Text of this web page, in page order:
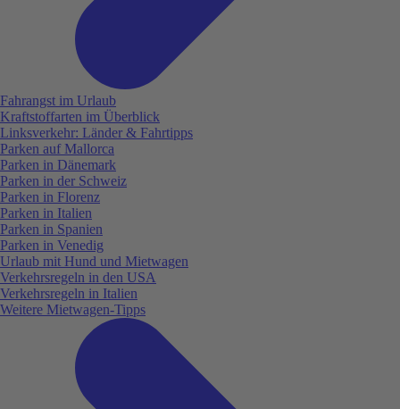
Fahrangst im Urlaub
Kraftstoffarten im Überblick
Linksverkehr: Länder & Fahrtipps
Parken auf Mallorca
Parken in Dänemark
Parken in der Schweiz
Parken in Florenz
Parken in Italien
Parken in Spanien
Parken in Venedig
Urlaub mit Hund und Mietwagen
Verkehrsregeln in den USA
Verkehrsregeln in Italien
Weitere Mietwagen-Tipps